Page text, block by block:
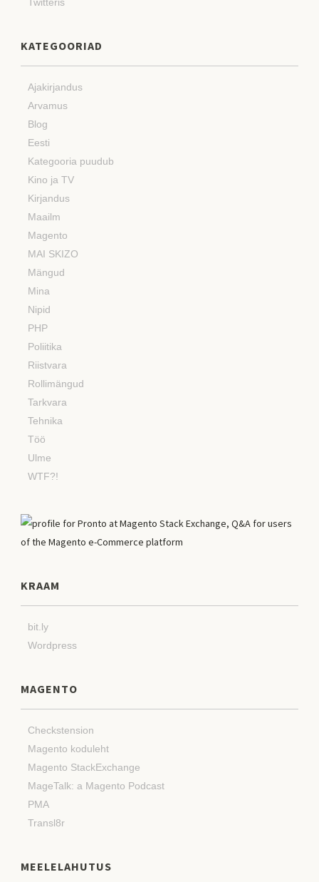
KATEGOORIAD
Ajakirjandus
Arvamus
Blog
Eesti
Kategooria puudub
Kino ja TV
Kirjandus
Maailm
Magento
MAI SKIZO
Mängud
Mina
Nipid
PHP
Poliitika
Riistvara
Rollimängud
Tarkvara
Tehnika
Töö
Ulme
WTF?!
KRAAM
bit.ly
Wordpress
MAGENTO
Checkstension
Magento koduleht
Magento StackExchange
MageTalk: a Magento Podcast
PMA
Transl8r
MEELELAHUTUS